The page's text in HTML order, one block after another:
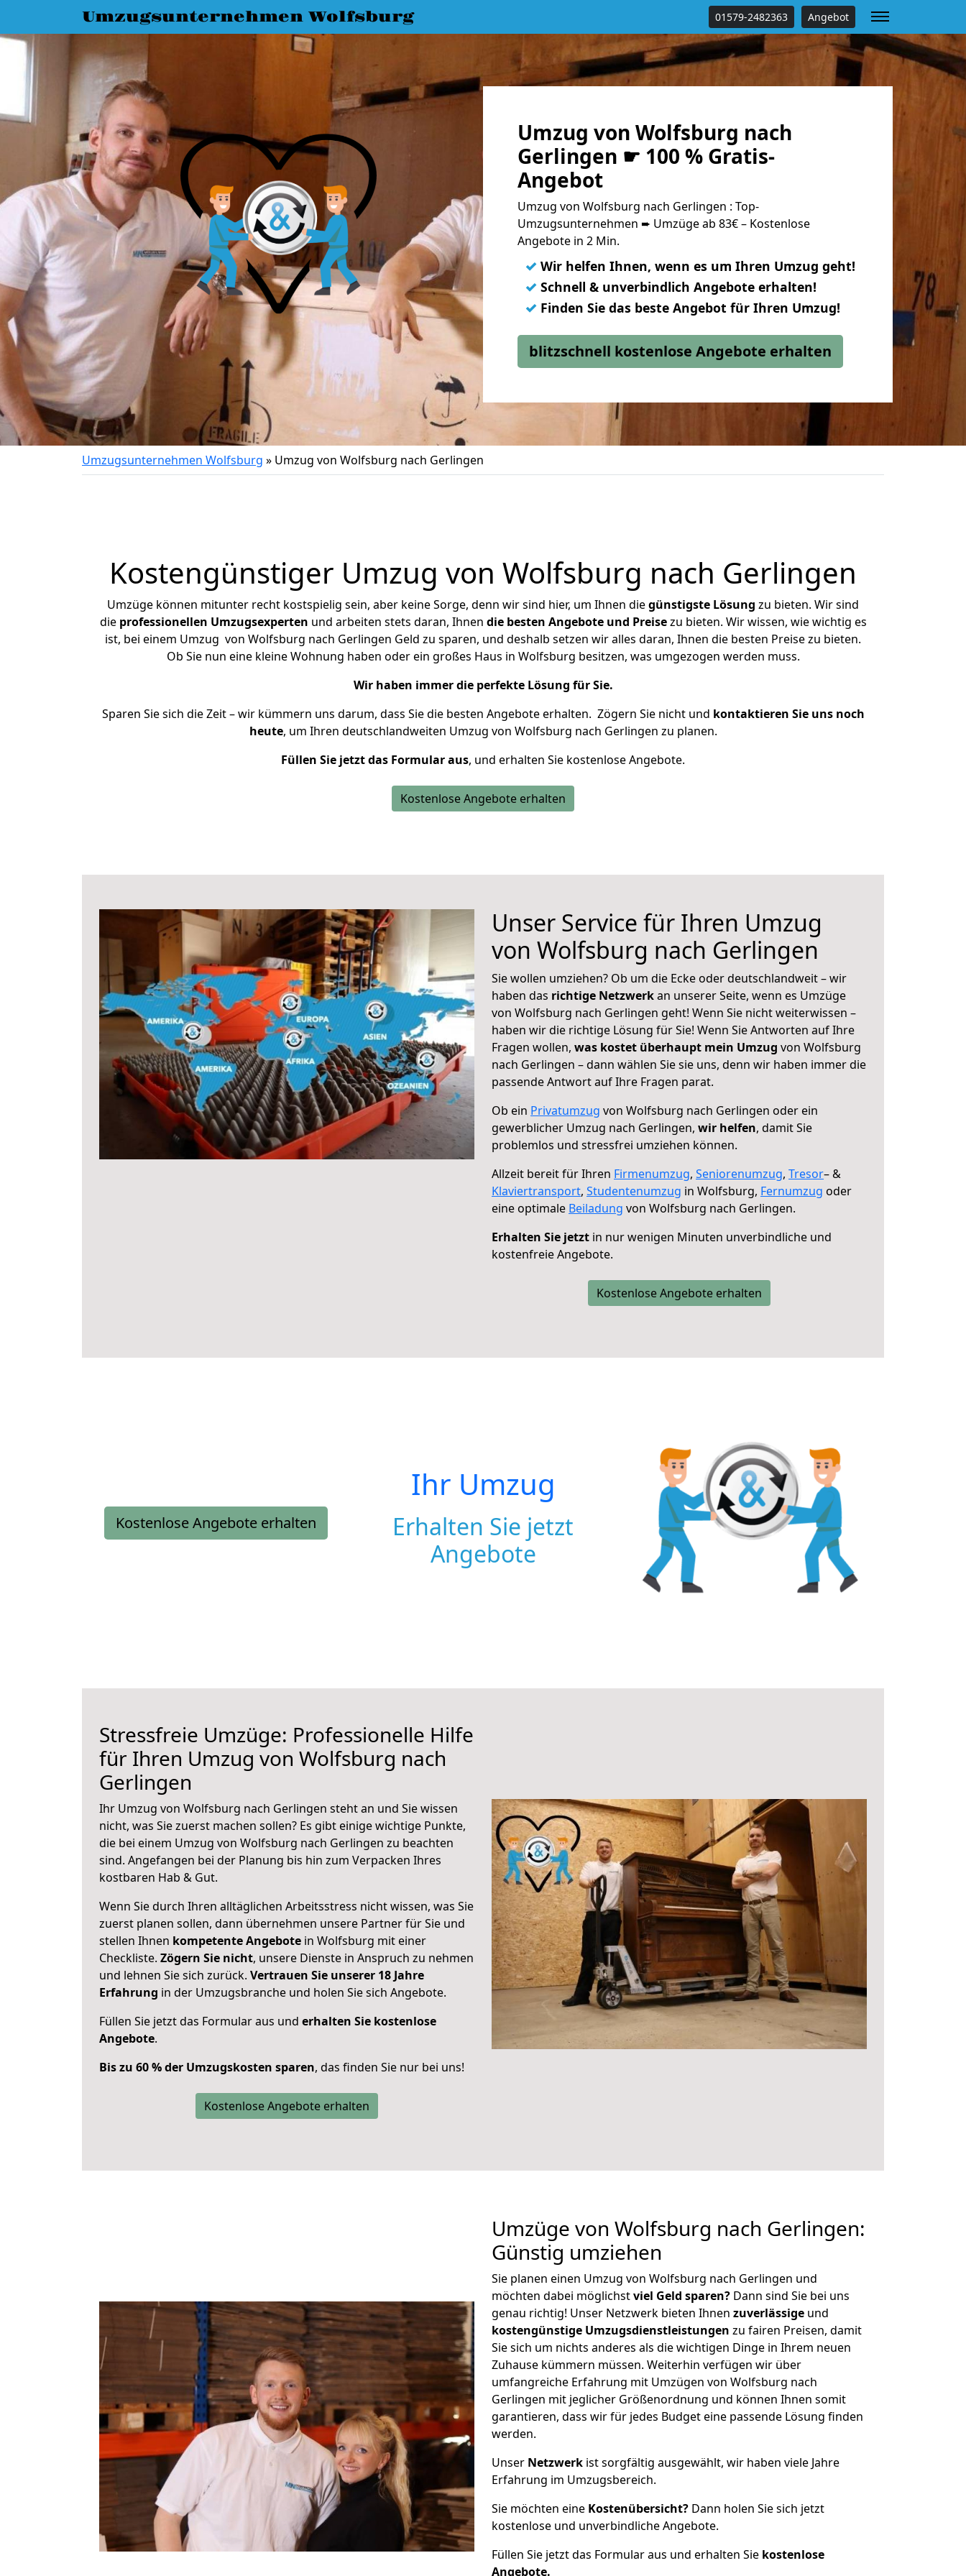
Umzugsunternehmen Wolfsburg 01579-2482363 Angebot
Umzug von Wolfsburg nach
Gerlingen ☛ 100 % Gratis-
Angebot
Umzug von Wolfsburg nach Gerlingen : Top-
Umzugsunternehmen ➨ Umzüge ab 83€ – Kostenlose
Angebote in 2 Min.
✓ Wir helfen Ihnen, wenn es um Ihren Umzug geht!
✓ Schnell & unverbindlich Angebote erhalten!
✓ Finden Sie das beste Angebot für Ihren Umzug!
blitzschnell kostenlose Angebote erhalten
Umzugsunternehmen Wolfsburg » Umzug von Wolfsburg nach Gerlingen
Kostengünstiger Umzug von Wolfsburg nach Gerlingen
Umzüge können mitunter recht kostspielig sein, aber keine Sorge, denn wir sind hier, um Ihnen diegünstigste Lösung zu bieten. Wir sind
die professionellen Umzugsexperten und arbeiten stets daran, Ihnen die besten Angebote und Preisezu bieten. Wir wissen, wie wichtig es
ist, bei einem Umzug von Wolfsburg nach Gerlingen Geld zu sparen, und deshalb setzen wir alles daran, Ihnen die besten Preise zu bieten.
Ob Sie nun eine kleine Wohnung haben oder ein großes Haus in Wolfsburg besitzen, was umgezogen werden muss.
Wir haben immer die perfekte Lösung für Sie.
Sparen Sie sich die Zeit – wir kümmern uns darum, dass Sie die besten Angebote erhalten. Zögern Sie nicht und kontaktieren Sie uns noch
heute, um Ihren deutschlandweiten Umzug von Wolfsburg nach Gerlingen zu planen.
Füllen Sie jetzt das Formular aus, und erhalten Sie kostenlose Angebote.
Kostenlose Angebote erhalten
Unser Service für Ihren Umzug
von Wolfsburg nach Gerlingen
Sie wollen umziehen? Ob um die Ecke oder deutschlandweit – wir
haben das richtige Netzwerkan unserer Seite, wenn es Umzüge
von Wolfsburg nach Gerlingen geht! Wenn Sie nicht weiterwissen –
haben wir die richtige Lösung für Sie! Wenn Sie Antworten auf Ihre
Fragen wollen, was kostet überhaupt mein Umzug von Wolfsburg
nach Gerlingen – dann wählen Sie sie uns, denn wir haben immer die
passende Antwort auf Ihre Fragen parat.
Ob ein Privatumzug von Wolfsburg nach Gerlingen oder ein
gewerblicher Umzug nach Gerlingen, wir helfen, damit Sie
problemlos und stressfrei umziehen können.
Allzeit bereit für Ihren Firmenumzug, Seniorenumzug, Tresor– &
Klaviertransport, Studentenumzug in Wolfsburg, Fernumzug oder
eine optimale Beiladung von Wolfsburg nach Gerlingen.
Erhalten Sie jetzt in nur wenigen Minuten unverbindliche und
kostenfreie Angebote.
Kostenlose Angebote erhalten
Kostenlose Angebote erhalten
Ihr Umzug
Erhalten Sie jetzt
Angebote
Stressfreie Umzüge: Professionelle Hilfe
für Ihren Umzug von Wolfsburg nach
Gerlingen
Ihr Umzug von Wolfsburg nach Gerlingen steht an und Sie wissen
nicht, was Sie zuerst machen sollen? Es gibt einige wichtige Punkte,
die bei einem Umzug von Wolfsburg nach Gerlingen zu beachten
sind. Angefangen bei der Planung bis hin zum Verpacken Ihres
kostbaren Hab & Gut.
Wenn Sie durch Ihren alltäglichen Arbeitsstress nicht wissen, was Sie
zuerst planen sollen, dann übernehmen unsere Partner für Sie und
stellen Ihnen kompetente Angebote in Wolfsburg mit einer
Checkliste. Zögern Sie nicht, unsere Dienste in Anspruch zu nehmen
und lehnen Sie sich zurück. Vertrauen Sie unserer 18 Jahre
Erfahrung in der Umzugsbranche und holen Sie sich Angebote.
Füllen Sie jetzt das Formular aus und erhalten Sie kostenlose
Angebote.
Bis zu 60 % der Umzugskosten sparen, das finden Sie nur bei uns!
Kostenlose Angebote erhalten
Umzüge von Wolfsburg nach Gerlingen:
Günstig umziehen
Sie planen einen Umzug von Wolfsburg nach Gerlingen und
möchten dabei möglichstviel Geld sparen? Dann sind Sie bei uns
genau richtig! Unser Netzwerk bieten Ihnen zuverlässige und
kostengünstige Umzugsdienstleistungen zu fairen Preisen, damit
Sie sich um nichts anderes als die wichtigen Dinge in Ihrem neuen
Zuhause kümmern müssen. Weiterhin verfügen wir über
umfangreiche Erfahrung mit Umzügen von Wolfsburg nach
Gerlingen mit jeglicher Größenordnung und können Ihnen somit
garantieren, dass wir für jedes Budget eine passende Lösung finden
werden.
Unser Netzwerk ist sorgfältig ausgewählt, wir haben viele Jahre
Erfahrung im Umzugsbereich.
Sie möchten eine Kostenübersicht? Dann holen Sie sich jetzt
kostenlose und unverbindliche Angebote.
Füllen Sie jetzt das Formular aus und erhalten Sie kostenlose
Angebote.